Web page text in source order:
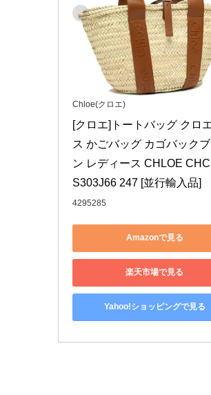
Chloe(クロエ)
[クロエ]トートバッグ クロ
ス かごバッグ カゴバック
ン レディース CHLOE
S303J66 247 [並行輸入品]
4295285
Amazonで見る
楽天市場で見る
Yahoo!ショッピングで見る